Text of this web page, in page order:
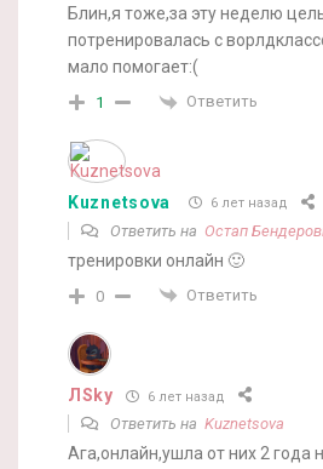
Блин,я тоже,за эту неделю
потренировалась с
мало помогает:(
1 Ответить
Kuznetsova 6 лет назад
Ответить на Остап
тренировки онлайн 🙂
0 Ответить
ЛSky 6 лет назад
Ответить на Kuznetsova
Ага,онлайн,ушла от них 2 года